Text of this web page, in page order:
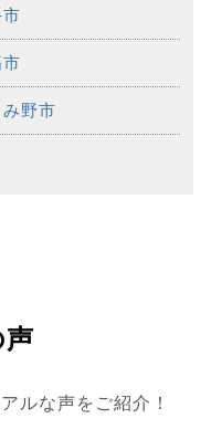
市
野市
声
ルな声をご紹介！